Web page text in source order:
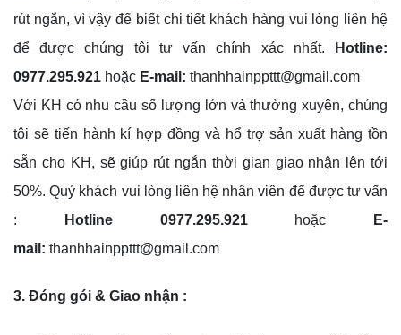
rút ngắn, vì vậy để biết chi tiết khách hàng vui lòng liên hệ
để được chúng tôi tư vấn chính xác nhất.
Hotline:
0977.295.921 hoặc E-mail: thanhhainppttt@gmail.com
Với KH có nhu cầu số lượng lớn và thường xuyên, chúng
tôi sẽ tiến hành kí hợp đồng và hổ trợ sản xuất hàng tồn
sẵn cho KH, sẽ giúp rút ngắn thời gian giao nhận lên tới
50%. Quý khách vui lòng liên hệ nhân viên để được tư vấn
:
Hotline 0977.295.921hoặc
E-
mail: thanhhainppttt@gmail.com
3. Đóng gói & Giao nhận :